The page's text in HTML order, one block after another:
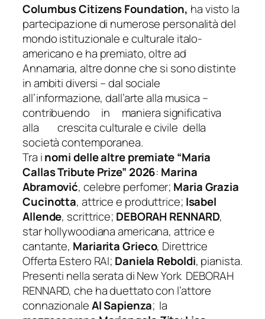
Columbus Citizens Foundation, ha visto la
partecipazione di numerose personalità del
mondo istituzionale e culturale italo-
americano e ha premiato, oltre ad
Annamaria, altre donne che si sono distinte
in ambiti diversi – dal sociale
all’informazione, dall’arte alla musica –
contribuendo in maniera significativa
alla crescita culturale e civile della
società contemporanea.
Tra inomi delle altre premiate “Maria
Callas Tribute Prize” 2026: Marina
Abramović, celebre perfomer; Maria Grazia
Cucinotta, attrice e produttrice; Isabel
Allende, scrittrice; DEBORAH RENNARD,
star hollywoodianaamericana, attricee
cantante, Mariarita Grieco, Direttrice
Offerta Estero RAI; Daniela Reboldi, pianista.
Presenti nella serata di New York DEBORAH
RENNARD, che ha duettato con l’attore
connazionaleAlSapienza; la